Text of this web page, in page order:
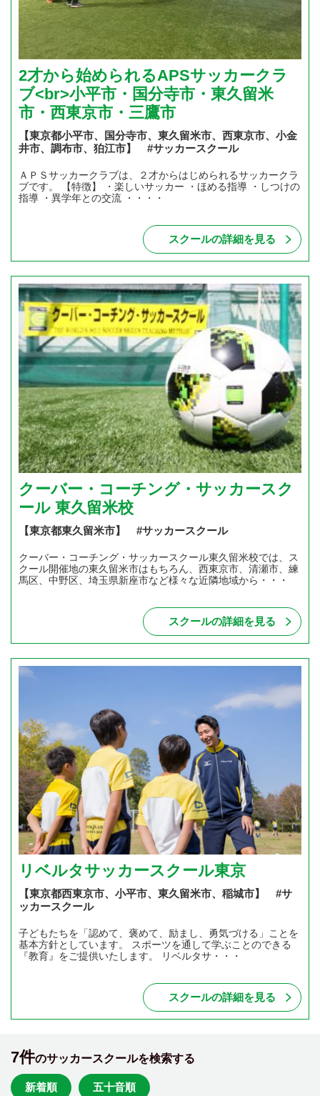
2才から始められるAPSサッカークラ
ブ<br>小平市・国分寺市・東久留米
市・西東京市・三鷹市
【東京都小平市、国分寺市、東久留米市、西東京市、小金
井市、調布市、狛江市】 #サッカースクール
ＡＰＳサッカークラブは、２才からはじめられるサッカークラ
ブです。 【特徴】 ・楽しいサッカー ・ほめる指導 ・しつけの
指導 ・異学年との交流 ・・・・
スクールの詳細を見る
クーバー・コーチング・サッカースク
ール 東久留米校
【東京都東久留米市】 #サッカースクール
クーバー・コーチング・サッカースクール東久留米校では、ス
クール開催地の東久留米市はもちろん、西東京市、清瀬市、練
馬区、中野区、埼玉県新座市など様々な近隣地域から・・・
スクールの詳細を見る
リベルタサッカースクール東京
【東京都西東京市、小平市、東久留米市、稲城市】 #サ
ッカースクール
子どもたちを「認めて、褒めて、励まし、勇気づける」ことを
基本方針としています。 スポーツを通して学ぶことのできる
『教育』をご提供いたします。 リベルタサ・・・
スクールの詳細を見る
7件のサッカースクールを検索する
新着順 五十音順